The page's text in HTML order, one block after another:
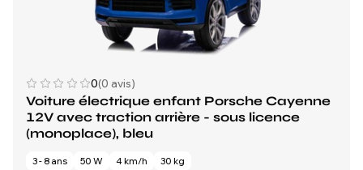
0(0 avis)
Voiture électrique enfant Porsche Cayenne
12V avec traction arrière - sous licence
(monoplace), bleu
3 - 8 ans 50 W 4 km/h 30 kg